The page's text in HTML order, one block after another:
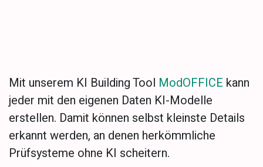
Mit unserem KI Building Tool ModOFFICE kann
jeder mit den eigenen Daten KI-Modelle
erstellen. Damit können selbst kleinste Details
erkannt werden, an denen herkömmliche
Prüfsysteme ohne KI scheitern.